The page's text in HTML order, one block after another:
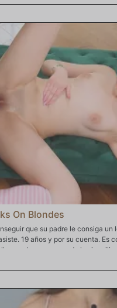
él pueda ayudarla a
coño. Los universitarios son así.
Rissa le pide que la folle por el
intentarlo. Chupar esas
y la lamida, lo tenía bien metido
mejor que su boca en tu polla es
aparcar un torpedo de carne.
vaginales, llega al plato principal:
tropiezos al principio, oye, es
y arrasando sin parar. Rissa pronto se sube al tren del
Mr. P cierra ese agujero
de Rissa por un trabajo
On Blondes
que su padre le consiga un
19 años y por su cuenta. Es
va a buscar a uno de los
y extremadamente alto, Dios de
gotee. Con las bragas
ella se lo ofrece. Cuando sale
Pronto está follando duro